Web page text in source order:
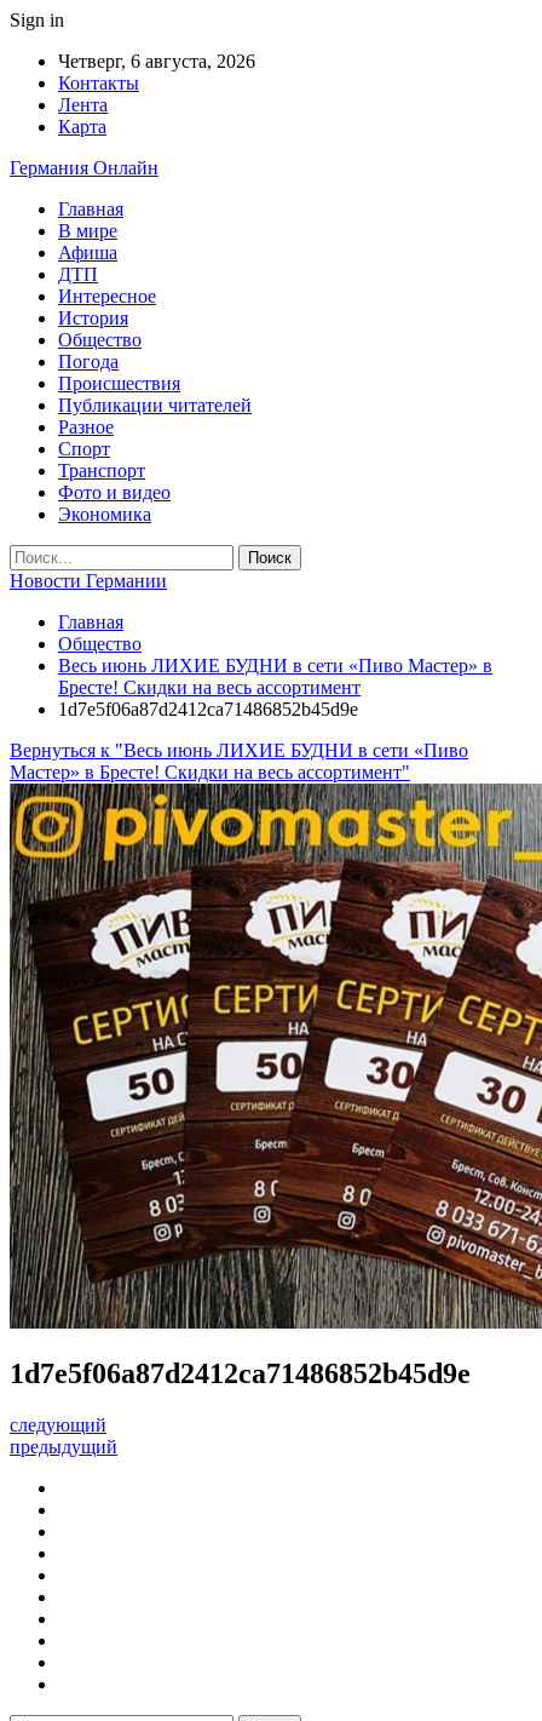
Sign in
Четверг, 6 августа, 2026
Контакты
Лента
Карта
Германия Онлайн
Главная
В мире
Афиша
ДТП
Интересное
История
Общество
Погода
Происшествия
Публикации читателей
Разное
Спорт
Транспорт
Фото и видео
Экономика
Новости Германии
Главная
Общество
Весь июнь ЛИХИЕ БУДНИ в сети «Пиво Мастер» в
Бресте! Скидки на весь ассортимент
1d7e5f06a87d2412ca71486852b45d9e
Вернуться к "Весь июнь ЛИХИЕ БУДНИ в сети «Пиво
Мастер» в Бресте! Скидки на весь ассортимент"
1d7e5f06a87d2412ca71486852b45d9e
следующий
предыдущий